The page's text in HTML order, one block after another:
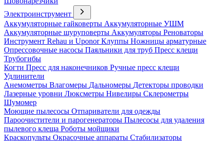
Электроинструмент
Аккумуляторные гайковерты Аккумуляторные УШМ
Аккумуляторные шуруповерты Аккумуляторы Реноваторы
Инструмент Rehau и UponorКлуппы Ножницы арматурные
Опрессовочные насосы Паяльники для труб Пресс клещи
Трубогибы
Когти Пресс для наконечников Ручные пресс клещи
Удлинители
Анемометры Влагомеры Дальномеры Детекторы проводки
Лазерные уровни Люксметры Нивелиры Склерометры
Шумомер
Моющие пылесосы Отпариватели для одежды
Пароочистители и парогенераторы Пылесосы для удаления
пылевого клеща Роботы мойщики
Краскопульты Окрасочные аппараты Стабилизаторы